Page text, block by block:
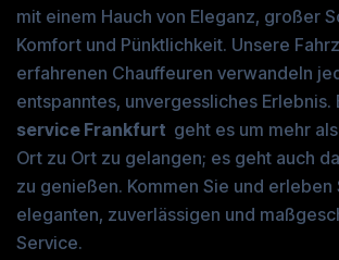
mit einem Hauch von Eleganz, großer
Komfort und Pünktlichkeit. Unsere
erfahrenen Chauffeuren verwandeln
entspanntes, unvergessliches Erlebnis.
service Frankfurt geht es um mehr
Ort zu Ort zu gelangen; es geht auch
zu genießen. Kommen Sie und erleben
eleganten, zuverlässigen und
Service.